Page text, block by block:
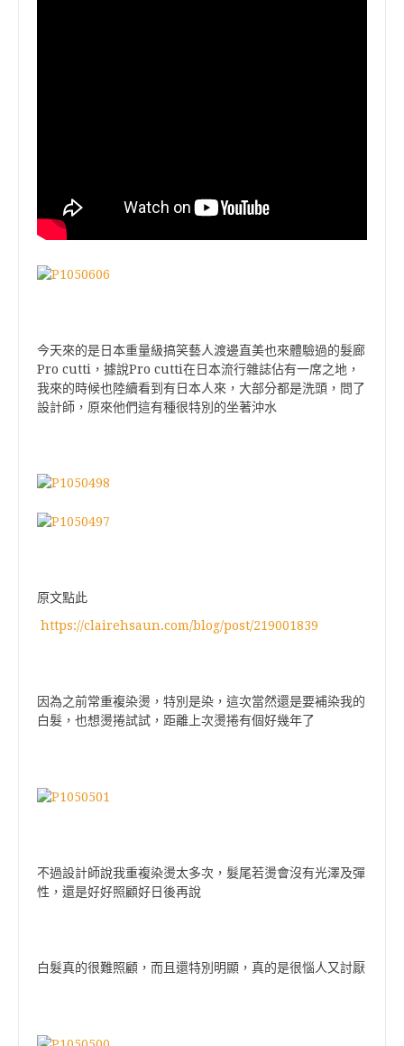
今天來的是日本重量級搞笑藝人渡邊直美也來體驗過的髮廊
Pro cutti，據說Pro cutti在日本流行雜誌佔有一席之地，
我來的時候也陸續看到有日本人來，大部分都是洗頭，問了
設計師，原來他們這有種很特別的坐著沖水
原文點此
https://clairehsaun.com/blog/post/219001839
因為之前常重複染燙，特別是染，這次當然還是要補染我的
白髮，也想燙捲試試，距離上次燙捲有個好幾年了
不過設計師說我重複染燙太多次，髮尾若燙會沒有光澤及彈
性，還是好好照顧好日後再說
白髮真的很難照顧，而且還特別明顯，真的是很惱人又討厭